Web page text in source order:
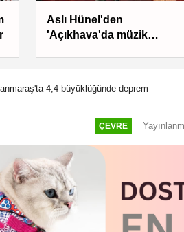
Aslı Hünel'den
'Açıkhava'da müzik
4,4 büyüklüğünde deprem
ÇEVRE